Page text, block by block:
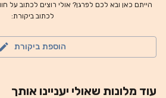
הייתם כאן ובא לכם לפרגן? אולי רוצים לכתוב על
לכתוב ביקורת:
הוספת ביקורת
עוד מלונות שאולי יעניינו אותך